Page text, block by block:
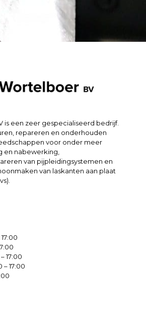
is een zeer gespecialiseerd bedrijf.
repareren en onderhouden
voor onder meer
en nabewerking,
van pijpleidingsystemen en
van laskanten aan plaat
17:00
17:00